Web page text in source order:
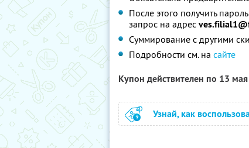
После этого получить
запрос на адрес
Суммирование с другими
Подробности см. на сайте
Купон действителен по 13
Узнай, как